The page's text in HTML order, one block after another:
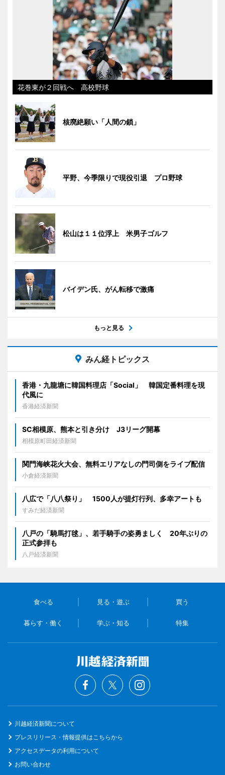
花巻東が２回戦へ 高校野球
核廃絶願い「人間の鎖」
平野、今季限りで現役引退 プロ野球
松山は１１位浮上 米男子ゴルフ
バイデン氏、がん転移で激痛
もっと見る
みん経トピックス
香港・九龍塘に韓国料理店「Social」 韓国定番料理を現
代風に
香港経済新聞
SC相模原、熊本と引き分け J3リーグ開幕
相模原町田経済新聞
関門海峡花火大会、無料エリアなしの門司側をライブ配信
小倉経済新聞
八広で「八八祭り」 1500人が提灯行列、多幸アートも
すみだ経済新聞
八戸の「騎馬打毬」、若手騎手の姿勇ましく 20年ぶりの
正式参拝も
八戸経済新聞
食べる 見る・遊ぶ 買う
暮らす・働く 学ぶ・知る 特集
川越経済新聞について
プレスリリース・情報提供はこちらから
アクセスデータの利用について
お問い合わせ